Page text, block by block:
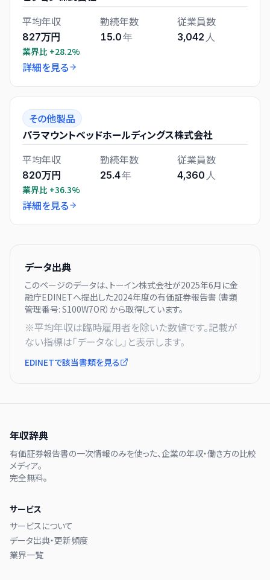
平均年収
827万円
業界比 +28.2%
勤続年数
15.0年
従業員数
3,042 人
詳細を見る
その他製品
パラマウントベッドホールディングス株式会社
平均年収
820万円
業界比 +36.3%
勤続年数
25.4年
従業員数
4,360 人
詳細を見る
データ出典
このページのデータは、 トーイン株式会社が2025年6月に金
融庁EDINETへ提出した2024年度の有価証券報告書（書類
管理番号: S100W7OR）から取得しています。
※平均年収は臨時雇用者を除いた数値です。記載が
ない指標は「データなし」と表示します。
EDINETで該当書類を見る
年収辞典
有価証券報告書の一次情報のみを使った、企業の年収・働き方の比較
メディア。
完全無料。
サービス
サービスについて
データ出典・更新頻度
業界一覧